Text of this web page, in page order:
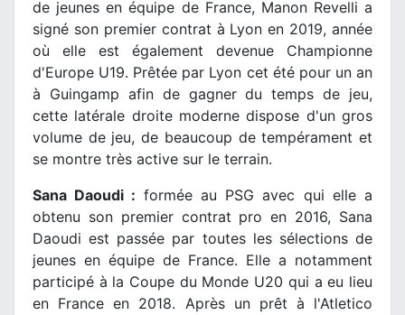
de jeunes en équipe de France, Manon Revelli a
signé son premier contrat à Lyon en 2019, année
où elle est également devenue Championne
d'Europe U19. Prêtée par Lyon cet été pour un an
à Guingamp afin de gagner du temps de jeu,
cette latérale droite moderne dispose d'un gros
volume de jeu, de beaucoup de tempérament et
se montre très active sur le terrain.
Sana Daoudi : formée au PSG avec qui elle a
obtenu son premier contrat pro en 2016, Sana
Daoudi est passée par toutes les sélections de
jeunes en équipe de France. Elle a notamment
participé à la Coupe du Monde U20 qui a eu lieu
en France en 2018. Après un prêt à l'Atletico